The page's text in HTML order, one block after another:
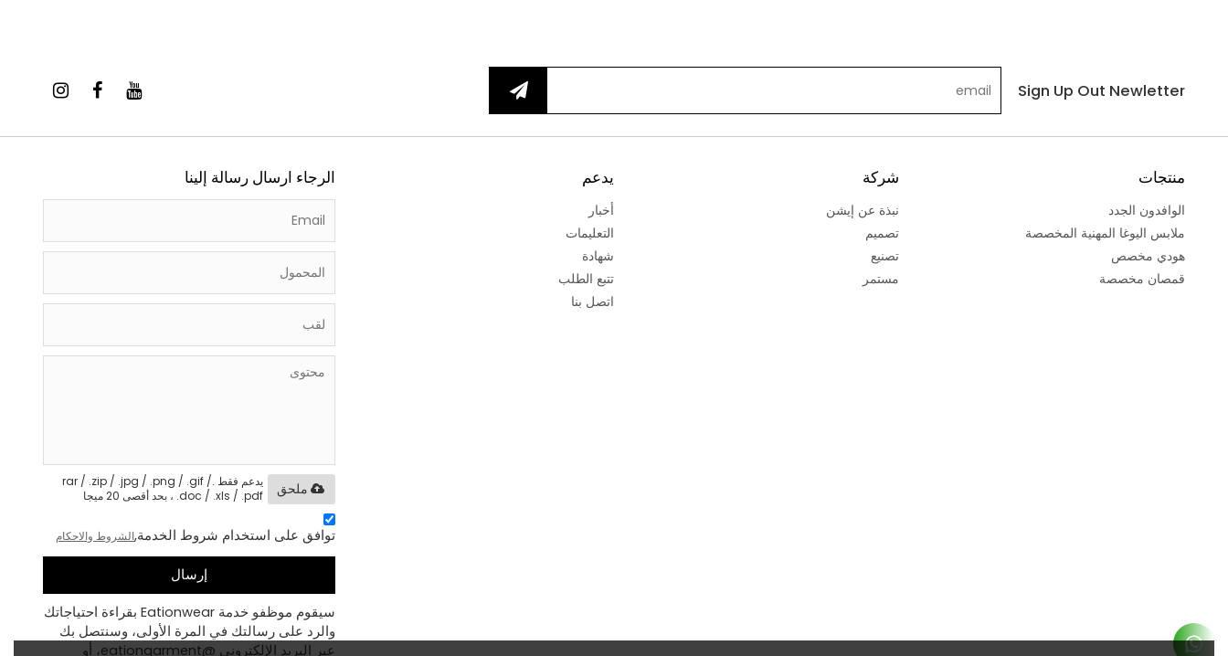
Sign Up Out Newletter
منتجات
الوافدون الجدد
ملابس اليوغا المهنية المخصصة
هودي مخصص
قمصان مخصصة
شركة
نبذة عن إيشن
تصميم
تصنيع
مستمر
يدعم
أخبار
التعليمات
شهادة
تتبع الطلب
اتصل بنا
الرجاء ارسال رسالة إلينا
يدعم فقط .rar / .zip / .jpg / .png / .gif /
.doc / .xls / .pdf ، بحد أقصى 20 ميجا
ملحق
توافق على استخدام شروط الخدمة,الشروط والاحكام
إرسال
سيقوم موظفو خدمة Eationwear بقراءة احتياجاتك
والرد على رسالتك في المرة الأولى، وسنتصل بك
عبر البريد الإلكتروني @eationgarment، أو